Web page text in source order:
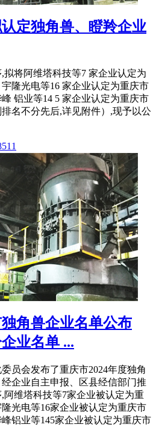
定独角兽、瞪羚企业
拟将阿维塔科技等7 家企业认定为
隆光电等16 家企业认定为重庆市
铝业等14 5 家企业认定为重庆市
名不分先后,详见附件）,现予以公
角兽企业名单公布
业名单 ...
员会发布了重庆市2024年度独角
企业自主申报、区县经信部门推
阿维塔科技等7家企业被认定为重
光电等16家企业被认定为重庆市
铝业等145家企业被认定为重庆市